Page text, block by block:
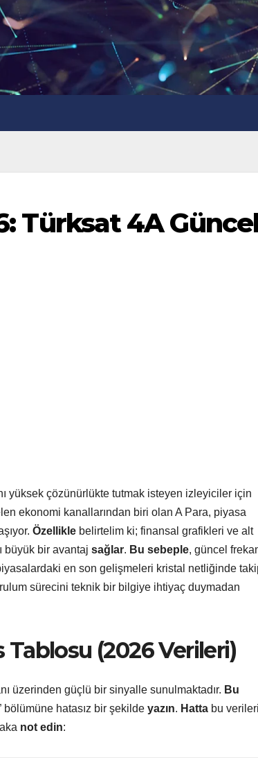
Türksat 4A
yüksek çözünürlükte tutmak isteyen izleyiciler için
ekonomi kanallarından biri olan A Para, piyasa
Özellikle belirtelim ki; finansal grafikleri ve alt
büyük bir avantaj sağlar. Bu sebeple, güncel
en son gelişmeleri kristal netliğinde
sürecini teknik bir bilgiye ihtiyaç duymadan
(2026 Verileri)
üzerinden güçlü bir sinyalle sunulmaktadır. Bu
bölümüne hatasız bir şekilde yazın. Hatta bu
not edin: